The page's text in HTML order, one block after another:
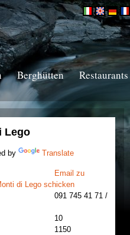
Berghütten
Restaurants
Lego
by Translate
Email zu
di Lego schicken
091 745 41 71 /
10
1150